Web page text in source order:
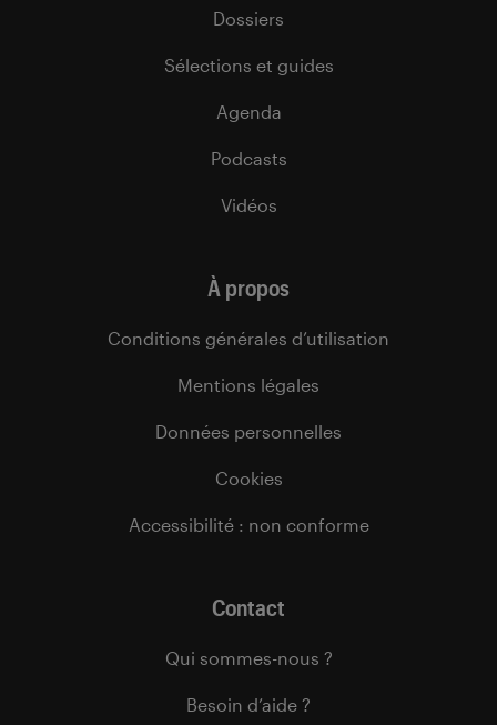
Dossiers
Sélections et guides
Agenda
Podcasts
Vidéos
À propos
Conditions générales d’utilisation
Mentions légales
Données personnelles
Cookies
Accessibilité : non conforme
Contact
Qui sommes-nous ?
Besoin d’aide ?